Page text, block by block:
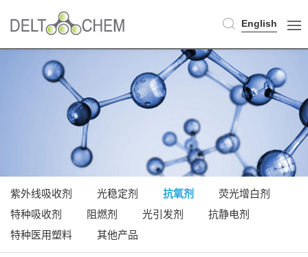
English
紫外线吸收剂 光稳定剂 抗氧剂
荧光增白剂
特种吸收剂
阻燃剂 光引发剂
抗静电剂
特种医用塑料
其他产品